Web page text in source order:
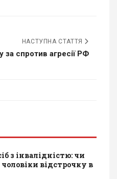
НАСТУПНА СТАТТЯ
за спротив агресії РФ
з інвалідністю: чи
відстрочку в